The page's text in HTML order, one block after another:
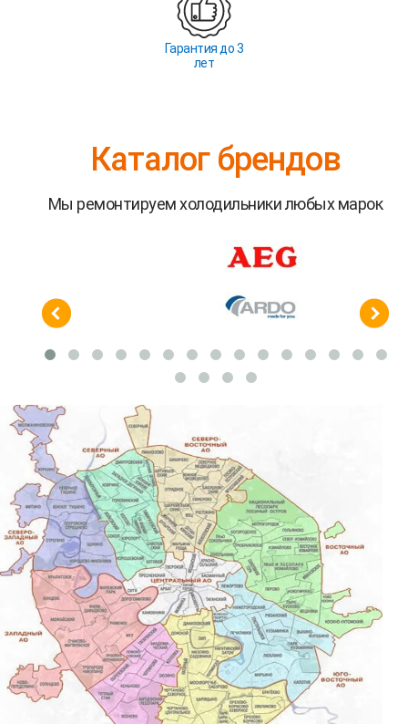
Гарантия до 3
лет
Каталог брендов
Мы ремонтируем холодильники любых марок